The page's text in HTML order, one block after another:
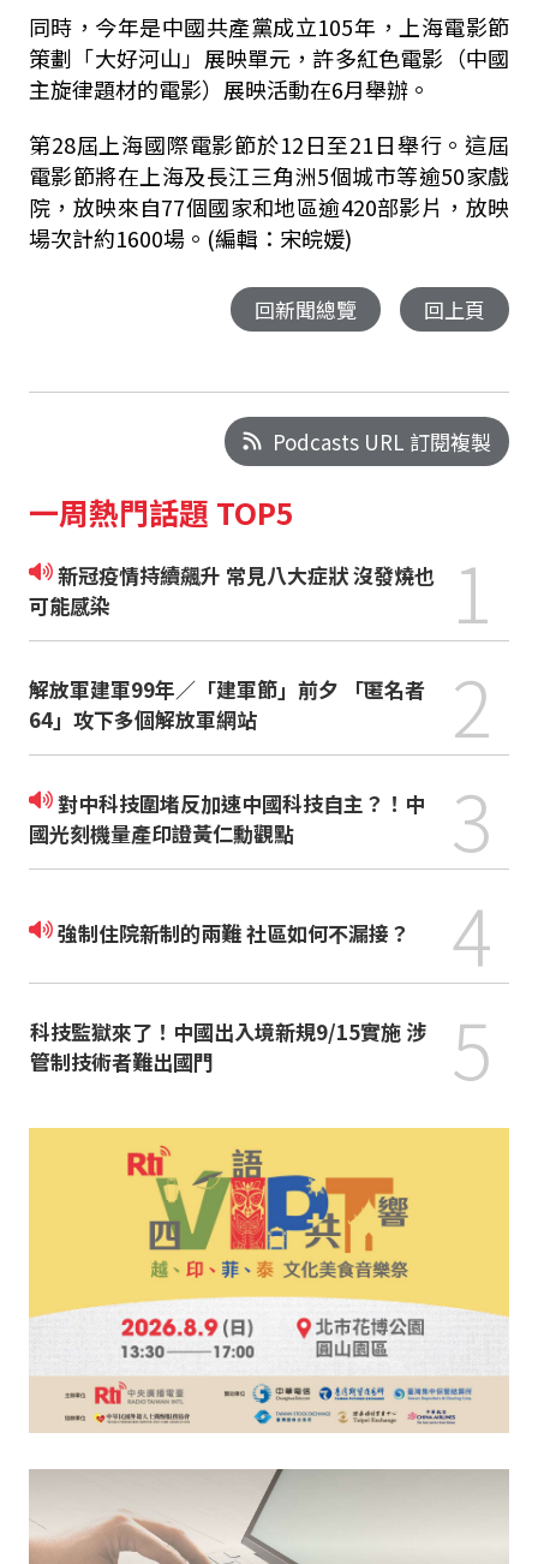
同時，今年是中國共產黨成立105年，上海電影節
策劃「大好河山」展映單元，許多紅色電影（中國
主旋律題材的電影）展映活動在6月舉辦。
第28屆上海國際電影節於12日至21日舉行。這屆
電影節將在上海及長江三角洲5個城市等逾50家戲
院，放映來自77個國家和地區逾420部影片，放映
場次計約1600場。(編輯：宋皖媛)
回新聞總覽 回上頁
Podcasts URL 訂閱複製
一周熱門話題 TOP5
新冠疫情持續飆升 常見八大症狀 沒發燒也
可能感染
1
解放軍建軍99年／「建軍節」前夕 「匿名者
64」攻下多個解放軍網站
2
對中科技圍堵反加速中國科技自主？！中
國光刻機量產印證黃仁勳觀點
3
強制住院新制的兩難 社區如何不漏接？ 4
科技監獄來了！中國出入境新規9/15實施 涉
管制技術者難出國門
5